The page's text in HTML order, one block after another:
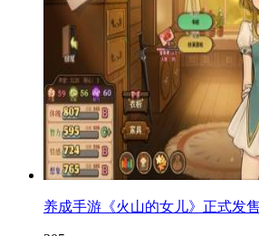
养成手游《火山的女儿》正式发